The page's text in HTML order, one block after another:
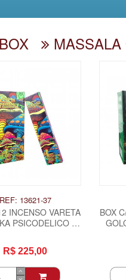
REF: 13621-37
INCENSO VARETA
PSICODELICO -
R$ 225,00
BOX